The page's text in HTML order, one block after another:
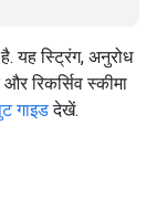
यह स्ट्रिंग, अनुरोध
रिकर्सिव स्कीमा
गाइडदेखें.